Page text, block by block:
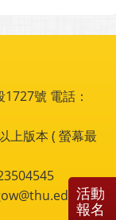
號 電話：
上版本 ( 螢幕最
活動
報名